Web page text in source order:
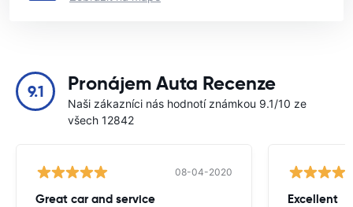
9.1 Pronájem Auta Recenze
Naši zákazníci nás hodnotí známkou 9.1/10 ze
všech 12842
08-04-2020
Great car and service Excellent